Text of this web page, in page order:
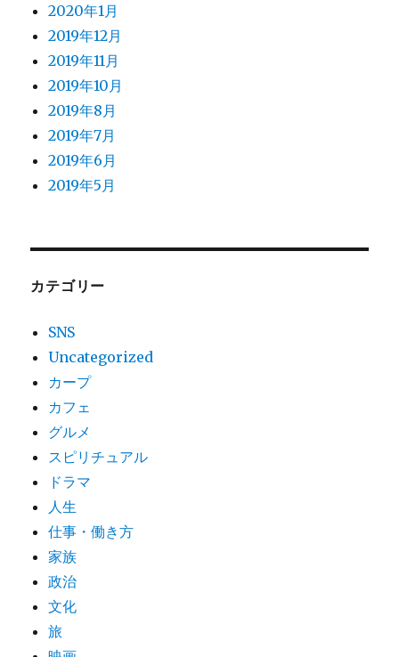
2020年1月
2019年12月
2019年11月
2019年10月
2019年8月
2019年7月
2019年6月
2019年5月
カテゴリー
SNS
Uncategorized
カープ
カフェ
グルメ
スピリチュアル
ドラマ
人生
仕事・働き方
家族
政治
文化
旅